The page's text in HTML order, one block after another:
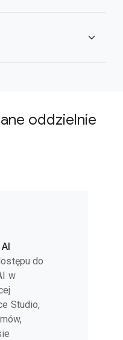
expand_more
oddzielnie
do
w
Studio,